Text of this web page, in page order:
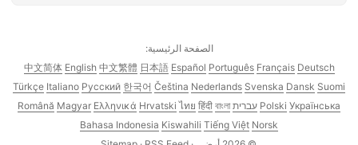
الصفحة الرئيسية:
中文简体 English 中文繁體 日本語 Español Português Français Deutsch
Türkçe Italiano Русский 한국어 Čeština Nederlands Svenska Dansk Suomi
Polski Українська עברית Română Magyar Ελληνικά Hrvatski ไทย हिंदी বাংলা
Bahasa Indonesia Kiswahili Tiếng Việt Norsk